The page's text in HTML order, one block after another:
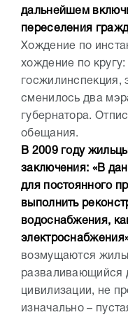
дальнейшем
переселения
Хождение по
хождение по
госжилинспекция,
сменилось два
губернатора.
обещания.
В 2009 году
заключения: «В
для постоянного
выполнить
водоснабжения,
возмущаются
разваливающийся
цивилизации, не
изначально –